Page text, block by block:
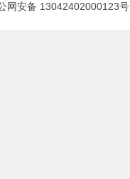
网安备 13042402000123号